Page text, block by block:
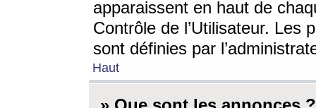
apparaissent en haut de
Contrôle de l’Utilisateur. Les
sont définies par
Haut